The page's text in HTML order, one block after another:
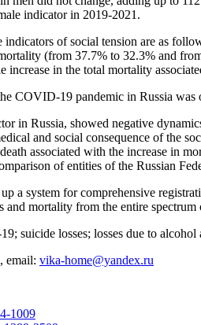
indicator in 2019-2021.
of social tension are as
(from 37.7% to 32.3% and
increase in the total mortality
COVID-19 pandemic in Russia
in Russia, showed negative
and social consequence of the
associated with the increase in
of entities of the Russian
a system for comprehensive
and mortality from the entire spectrum
suicide losses; losses due to alcohol
email: vika-home@yandex.ru
1009